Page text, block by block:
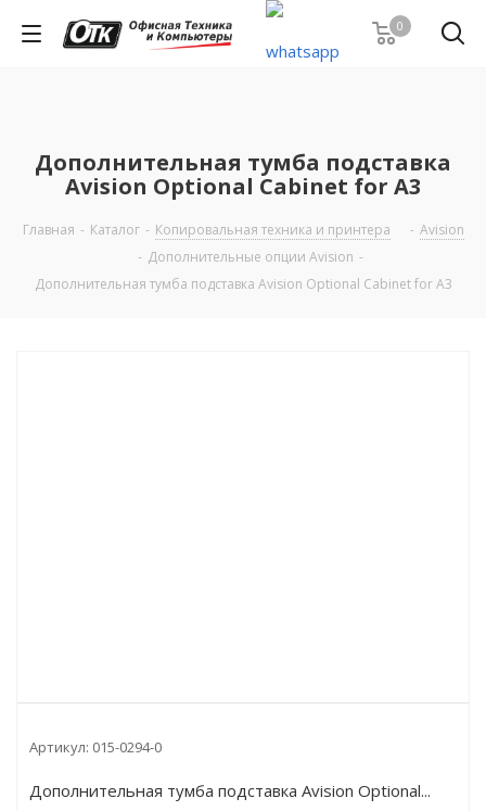
0
Дополнительная тумба подставка
Avision Optional Cabinet for A3
Главная - Каталог - Копировальная техника и принтера - Avision
- Дополнительные опции Avision -
Дополнительная тумба подставка Avision Optional Cabinet for A3
Артикул: 015-0294-0
Дополнительная тумба подставка Avision Optional...